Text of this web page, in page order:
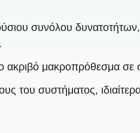
συνόλου
ακριβό μακροπρόθεσμα
του συστήματος,